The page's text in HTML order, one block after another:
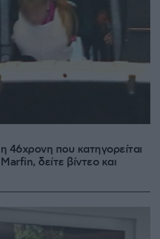
46χρονη που κατηγορείται
δείτε βίντεο και